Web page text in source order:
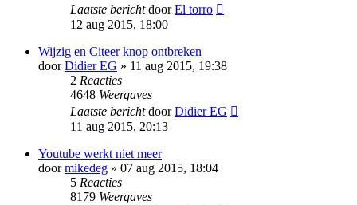
Laatste berichtdoorEl torro
12 aug 2015, 18:00
Wijzig en Citeer knop ontbreken
doorDidier EG » 11 aug 2015, 19:38
2 Reacties
4648 Weergaves
Laatste berichtdoorDidier EG
11 aug 2015, 20:13
Youtube werkt niet meer
doormikedeg » 07 aug 2015, 18:04
5 Reacties
8179 Weergaves